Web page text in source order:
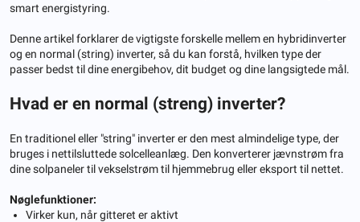
smart energistyring.
Denne artikel forklarer de vigtigste forskelle mellem en hybridinverter
og en normal (string) inverter, så du kan forstå, hvilken type der
passer bedst til dine energibehov, dit budget og dine langsigtede mål.
Hvad er en normal (streng) inverter?
En traditionel eller "string" inverter er den mest almindelige type, der
bruges i nettilsluttede solcelleanlæg. Den konverterer jævnstrøm fra
dine solpaneler til vekselstrøm til hjemmebrug eller eksport til nettet.
Nøglefunktioner:
Virker kun, når gitteret er aktivt